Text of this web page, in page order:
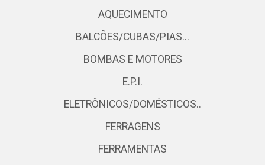
AQUECIMENTO
BALCÕES/CUBAS/PIAS...
BOMBAS E MOTORES
E.P.I.
ELETRÔNICOS/DOMÉSTICOS..
FERRAGENS
FERRAMENTAS